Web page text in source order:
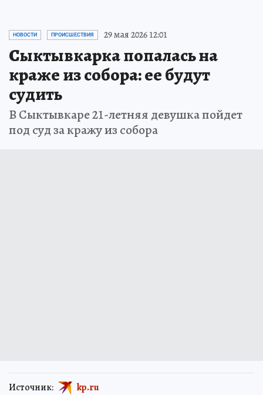
НОВОСТИ ПРОИСШЕСТВИЯ 29 мая 2026 12:01
Сыктывкарка попалась на
краже из собора: ее будут
судить
В Сыктывкаре 21-летняя девушка пойдет
под суд за кражу из собора
Источник: kp.ru